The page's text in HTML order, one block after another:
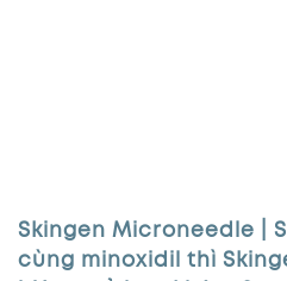
Skingen Microneedle |
cùng minoxidil thì